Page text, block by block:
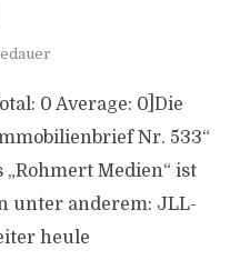
0 Average: 0]Die
Nr. 533“
Medien“ ist
unter anderem: JLL-
heule